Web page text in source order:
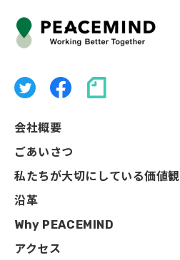
会社概要
ごあいさつ
私たちが大切にしている価値観
沿革
Why PEACEMIND
アクセス